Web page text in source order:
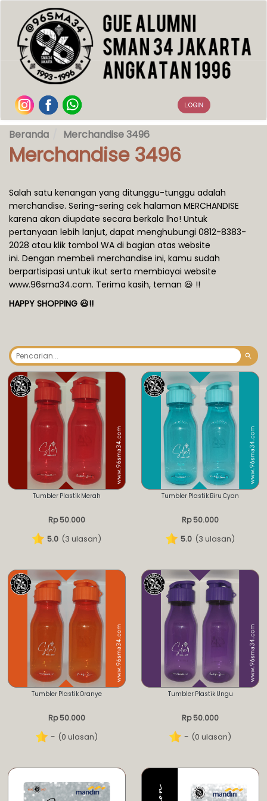
Beranda Merchandise 3496
Merchandise 3496
Salah satu kenangan yang ditunggu-tunggu adalah
merchandise. Sering-sering cek halaman MERCHANDISE
karena akan diupdate secara berkala lho! Untuk
pertanyaan lebih lanjut, dapat menghubungi 0812-8383-
2028 atau klik tombol WA di bagian atas website
ini. Dengan membeli merchandise ini, kamu sudah
berpartisipasi untuk ikut serta membiayai website
www.96sma34.com. Terima kasih, teman 😃 !!
HAPPY SHOPPING 😃!!
Tumbler Plastik Merah
Rp 50.000
5.0 (3 ulasan)
Tumbler Plastik Biru Cyan
Rp 50.000
5.0 (3 ulasan)
Tumbler Plastik Oranye
Rp 50.000
- (0 ulasan)
Tumbler Plastik Ungu
Rp 50.000
- (0 ulasan)